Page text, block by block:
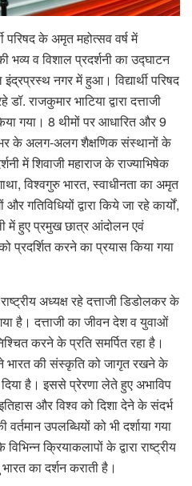
परिषद के अमृत महोत्सव वर्ष में
भव्य व विशाल प्रदर्शनी का उद्घाटन
नगर में हुआ। विद्यार्थी परिषद
राजकुमार भाटिया द्वारा दत्ताजी
गया। 8 थीमों पर आधारित और 9
के अलग-अलग शैक्षणिक संस्थानों के
में शिवाजी महाराज के राज्याभिषेक
विश्वगुरु भारत, स्वाधीनता का अमृत
गतिविधियों द्वारा किये जा रहे कार्यों,
में हुए प्रमुख छात्र आंदोलन एवं
प्रदर्शित करने का प्रयास किया गया
अध्यक्ष रहे दत्ताजी डिडोलकर के
है। दत्ताजी का जीवन देश व युवाओं
करने के प्रति समर्पित रहा है।
भारत की संस्कृति को जागृत रखने के
है। इससे प्रेरणा लेते हुए अभाविप
और विश्व को दिशा देने के संदर्भ
उपलब्धियों को भी दर्शाया गया
क्रियाकलापों के द्वारा राष्ट्रीय
का दर्शन कराती है।